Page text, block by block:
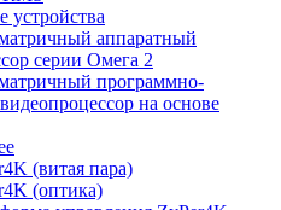
устройства
аппаратный
серии Омега 2
программно-
на основе
(витая пара)
(оптика)